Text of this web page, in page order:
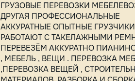
ГРУЗОВЫЕ ПЕРЕВОЗКИ
ДРУГАЯ ПРОФЕССИОНАЛЬНЫЕ
АККУРАТНЫЕ ОПЫТНЫЕ ГРУЗЧИКИ
РАБОТАЮТ С ТАКЕЛАЖНЫМИ
ПЕРЕВЕЗЁМ АККУРАТНО
, МЕБЕЛЬ , ВЕЩИ . ПЕРЕВОЗКА
,ПЕРЕВОЗКА ВЕЩЕЙ ,